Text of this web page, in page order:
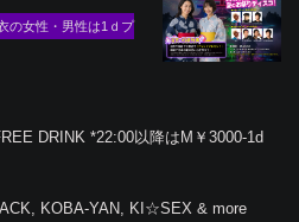
の女性・男性は1ｄプ
DRINK *22:00以降はM￥3000-1d
KOBA-YAN, KI☆SEX & more